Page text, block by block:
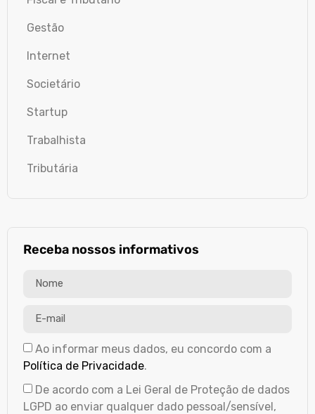
Gestão
Internet
Societário
Startup
Trabalhista
Tributária
Receba nossos informativos
Ao informar meus dados, eu concordo com a
Política de Privacidade.
De acordo com a Lei Geral de Proteção de dados
LGPD ao enviar qualquer dado pessoal/sensível,